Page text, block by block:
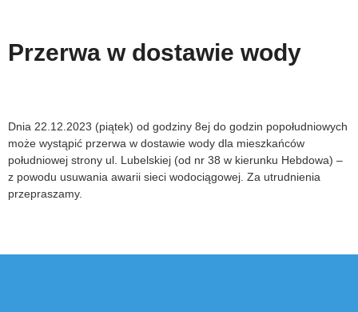
Przerwa w dostawie wody
Dnia 22.12.2023 (piątek) od godziny 8ej do godzin popołudniowych
może wystąpić przerwa w dostawie wody dla mieszkańców
południowej strony ul. Lubelskiej (od nr 38 w kierunku Hebdowa) –
z powodu usuwania awarii sieci wodociągowej. Za utrudnienia
przepraszamy.